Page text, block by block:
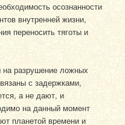
осознанности
внутренней жизни,
переносить тяготы и
на разрушение ложных
с задержками,
а не дают, и
на данный момент
планетой времени и